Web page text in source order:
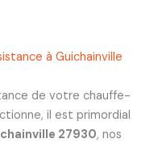
à Guichainville
de votre chauffe-
il est primordial
27930, nos